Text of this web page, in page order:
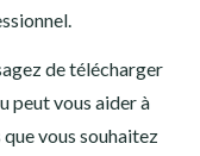
de télécharger
peut vous aider à
vous souhaitez